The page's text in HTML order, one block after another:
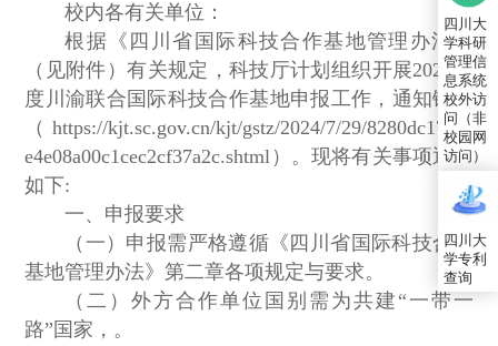
校内各有关单位：
根据《四川省国际科技合作基地管理办法》
（见附件）有关规定，科技厅计划组织开展2024年
度川渝联合国际科技合作基地申报工作，通知链接
（https://kjt.sc.gov.cn/kjt/gstz/2024/7/29/8280dc17ee6
e4e08a00c1cec2cf37a2c.shtml）。现将有关事项通知
如下:
一、申报要求
（一）申报需严格遵循《四川省国际科技合作
基地管理办法》第二章各项规定与要求。
（二）外方合作单位国别需为共建“一带一
路”国家，。
四川大
学科研
管理信
息系统
校外访
问（非
校园网
访问）
四川大
学专利
查询